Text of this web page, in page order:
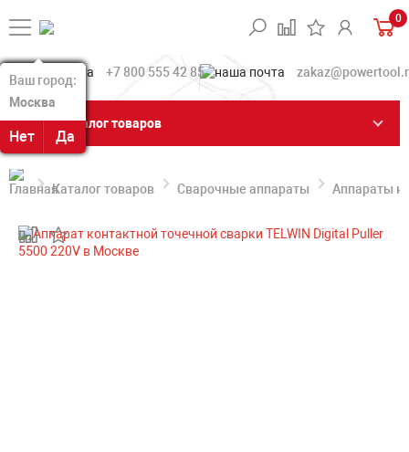
Ваш город:
Москва
Нет Да
Ваш город:
Москва
Нет Да
0
+7 800 555 42 85
Каталог товаров
Каталог товаров Сварочные аппараты Аппараты